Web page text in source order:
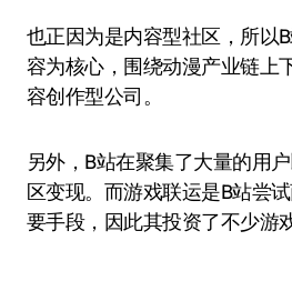
也正因为是内容型社区，所以
容为核心，围绕动漫产业链上
容创作型公司。
另外，B站在聚集了大量的用
区变现。而游戏联运是B站尝
要手段，因此其投资了不少游